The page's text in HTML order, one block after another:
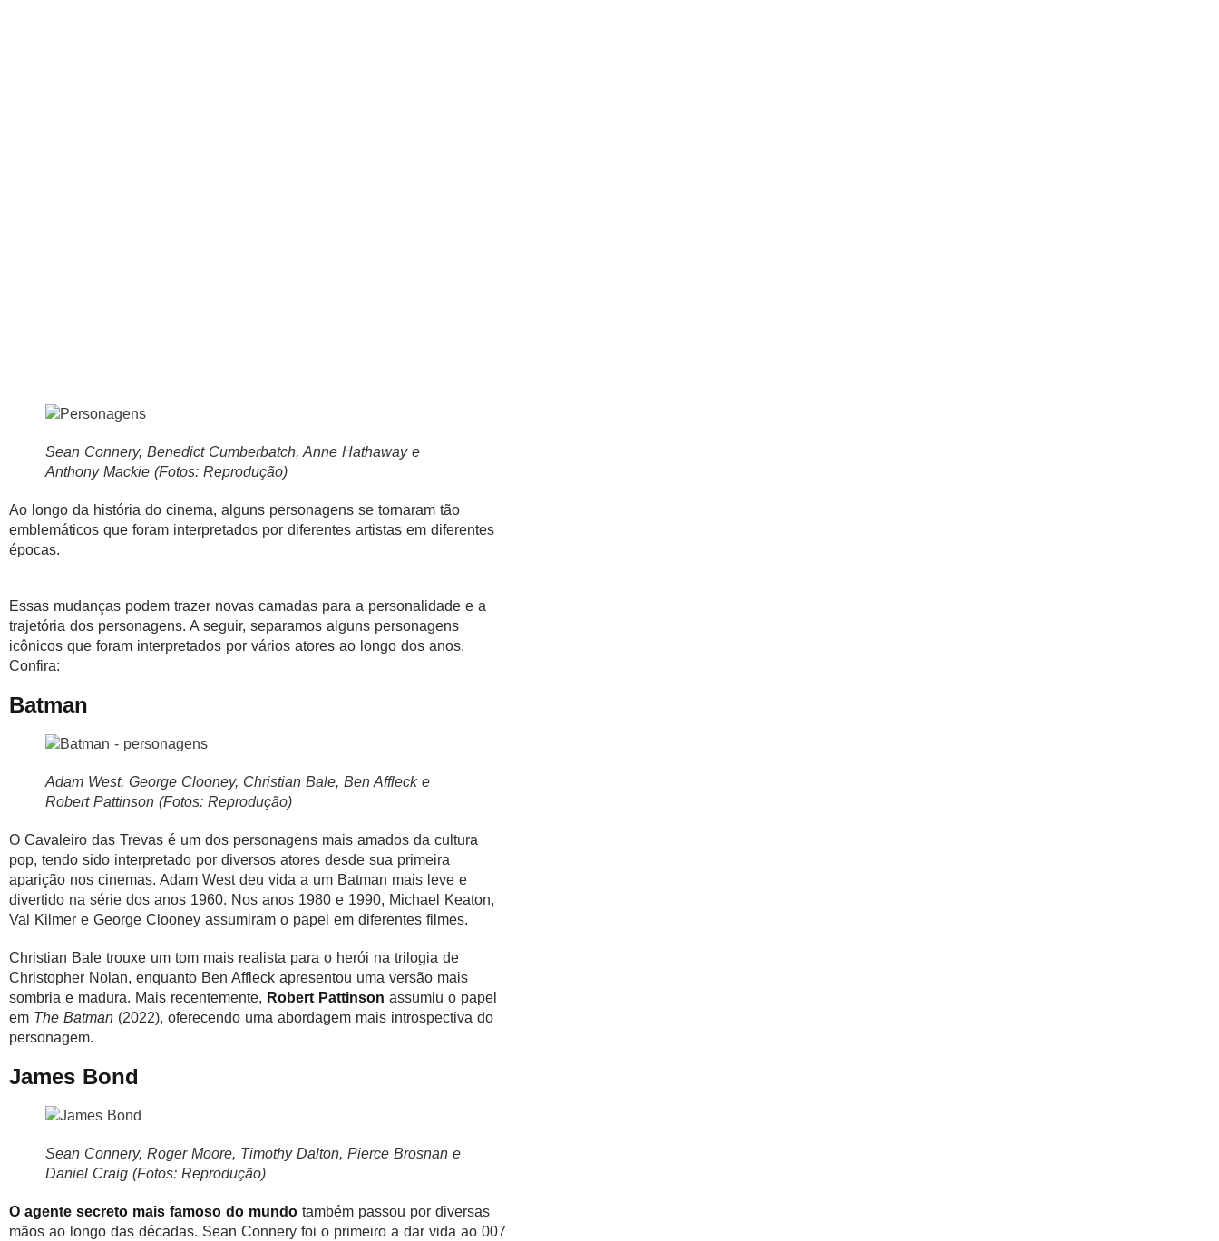
Sean Connery, Benedict Cumberbatch, Anne Hathaway e
Anthony Mackie (Fotos: Reprodução)
Ao longo da história do cinema, alguns personagens se tornaram tão
emblemáticos que foram interpretados por diferentes artistas em diferentes
épocas.
Essas mudanças podem trazer novas camadas para a personalidade e a
trajetória dos personagens. A seguir, separamos alguns personagens
icônicos que foram interpretados por vários atores ao longo dos anos.
Confira:
Batman
Adam West, George Clooney, Christian Bale, Ben Affleck e
Robert Pattinson (Fotos: Reprodução)
O Cavaleiro das Trevas é um dos personagens mais amados da cultura
pop, tendo sido interpretado por diversos atores desde sua primeira
aparição nos cinemas. Adam West deu vida a um Batman mais leve e
divertido na série dos anos 1960. Nos anos 1980 e 1990, Michael Keaton,
Val Kilmer e George Clooney assumiram o papel em diferentes filmes.
Christian Bale trouxe um tom mais realista para o herói na trilogia de
Christopher Nolan, enquanto Ben Affleck apresentou uma versão mais
sombria e madura. Mais recentemente, Robert Pattinson assumiu o papel
em The Batman (2022), oferecendo uma abordagem mais introspectiva do
personagem.
James Bond
Sean Connery, Roger Moore, Timothy Dalton, Pierce Brosnan e
Daniel Craig (Fotos: Reprodução)
O agente secreto mais famoso do mundo também passou por diversas
mãos ao longo das décadas. Sean Connery foi o primeiro a dar vida ao 007